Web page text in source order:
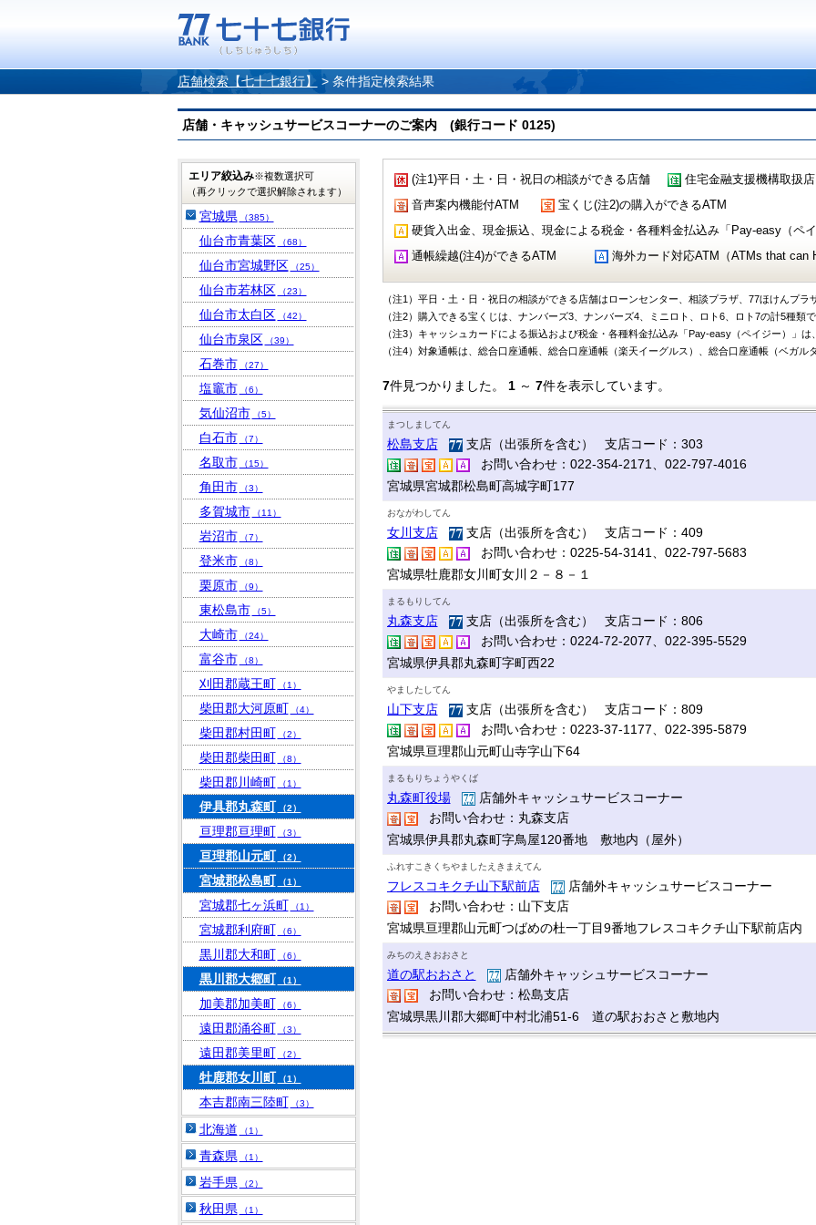
店舗検索【七十七銀行】 > 条件指定検索結果
店舗・キャッシュサービスコーナーのご案内 (銀行コード 0125)
(注1)平日・土・日・祝日の相談ができる店舗 住宅金融支援機構取扱店
音声案内機能付ATM
宝くじ(注2)の購入ができるATM
硬貨入出金、現金振込、現金による税金・各種料金払込み「Pay-easy（ペ
通帳繰越(注4)ができるATM
海外カード対応ATM（ATMs that can
（注1）平日・土・日・祝日の相談ができる店舗はローンセンター、相談プラザ、77ほけんプラ
（注2）購入できる宝くじは、ナンバーズ3、ナンバーズ4、ミニロト、ロト6、ロト7の計5種類で
（注3）キャッシュカードによる振込および税金・各種料金払込み「Pay-easy（ペイジー）」は
（注4）対象通帳は、総合口座通帳、総合口座通帳（楽天イーグルス）、総合口座通帳（ベガル
7件見つかりました。 1～ 7件を表示しています。
まつしましてん
松島支店
支店（出張所を含む） 支店コード：303
お問い合わせ：022-354-2171、022-797-4016
宮城県宮城郡松島町高城字町177
おながわしてん
女川支店
支店（出張所を含む） 支店コード：409
お問い合わせ：0225-54-3141、022-797-5683
宮城県牡鹿郡女川町女川２－８－１
まるもりしてん
丸森支店
支店（出張所を含む） 支店コード：806
お問い合わせ：0224-72-2077、022-395-5529
宮城県伊具郡丸森町字町西22
やましたしてん
山下支店
支店（出張所を含む） 支店コード：809
お問い合わせ：0223-37-1177、022-395-5879
宮城県亘理郡山元町山寺字山下64
まるもりちょうやくば
丸森町役場
店舗外キャッシュサービスコーナー
お問い合わせ：丸森支店
宮城県伊具郡丸森町字鳥屋120番地 敷地内（屋外）
ふれすこきくちやましたえきまえてん
フレスコキクチ山下駅前店
店舗外キャッシュサービスコーナー
お問い合わせ：山下支店
宮城県亘理郡山元町つばめの杜一丁目9番地フレスコキクチ山下駅前店内
みちのえきおおさと
道の駅おおさと
店舗外キャッシュサービスコーナー
お問い合わせ：松島支店
宮城県黒川郡大郷町中村北浦51-6 道の駅おおさと敷地内
エリア絞込み※複数選択可
（再クリックで選択解除されます）
宮城県 （385）
仙台市青葉区 （68）
仙台市宮城野区 （25）
仙台市若林区 （23）
仙台市太白区 （42）
仙台市泉区 （39）
石巻市 （27）
塩竈市 （6）
気仙沼市 （5）
白石市 （7）
名取市 （15）
角田市 （3）
多賀城市 （11）
岩沼市 （7）
登米市 （8）
栗原市 （9）
東松島市 （5）
大崎市 （24）
富谷市 （8）
刈田郡蔵王町 （1）
柴田郡大河原町 （4）
柴田郡村田町 （2）
柴田郡柴田町 （8）
柴田郡川崎町 （1）
伊具郡丸森町 （2）
亘理郡亘理町 （3）
亘理郡山元町 （2）
宮城郡松島町 （1）
宮城郡七ヶ浜町 （1）
宮城郡利府町 （6）
黒川郡大和町 （6）
黒川郡大郷町 （1）
加美郡加美町 （6）
遠田郡涌谷町 （3）
遠田郡美里町 （2）
牡鹿郡女川町 （1）
本吉郡南三陸町 （3）
北海道 （1）
青森県 （1）
岩手県 （2）
秋田県 （1）